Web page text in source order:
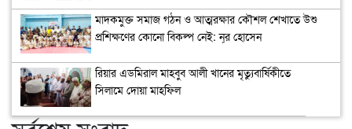
মাদকমুক্ত সমাজ গঠন ও আত্মরক্ষার কৌশল শেখাতে উশু
প্রশিক্ষণের কোনো বিকল্প নেই: নূর হোসেন
রিয়ার এডমিরাল মাহবুব আলী খানের মৃত্যুবার্ষিকীতে
সিলামে দোয়া মাহফিল